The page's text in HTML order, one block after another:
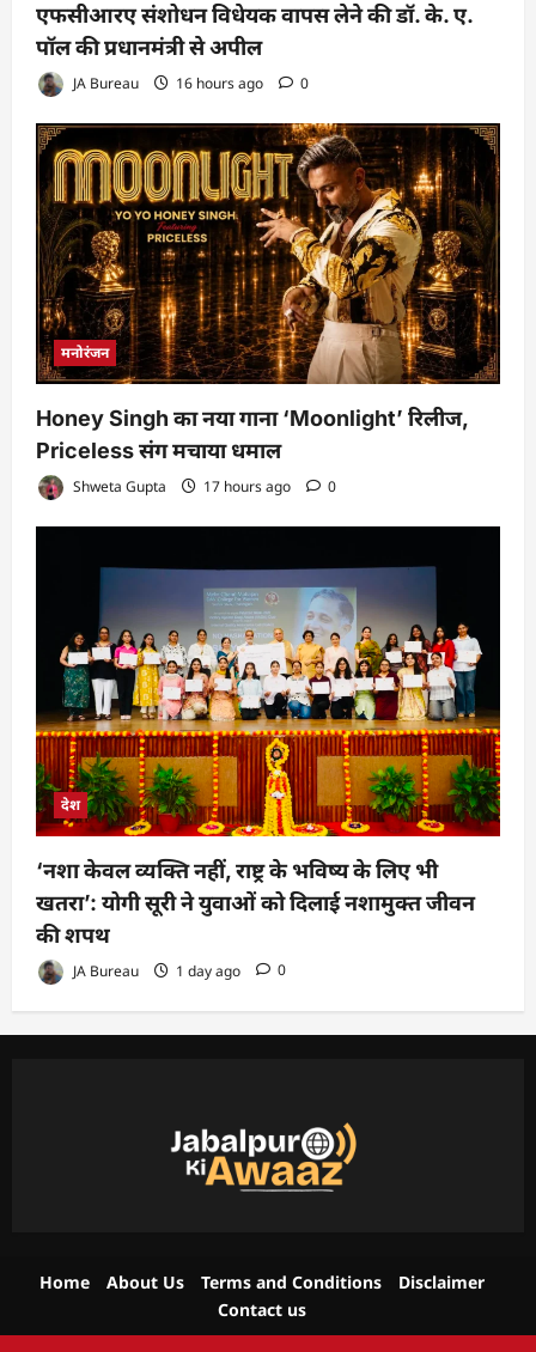
एफसीआरए संशोधन विधेयक वापस लेने की डॉ. के. ए.
पॉल की प्रधानमंत्री से अपील
JA Bureau 16 hours ago 0
मनोरंजन
Honey Singh का नया गाना ‘Moonlight’ रिलीज,
Priceless संग मचाया धमाल
Shweta Gupta 17 hours ago 0
देश
‘नशा केवल व्यक्ति नहीं, राष्ट्र के भविष्य के लिए भी
खतरा’: योगी सूरी ने युवाओं को दिलाई नशामुक्त जीवन
की शपथ
JA Bureau 1 day ago 0
Home About Us Terms and Conditions
Disclaimer
Contact us